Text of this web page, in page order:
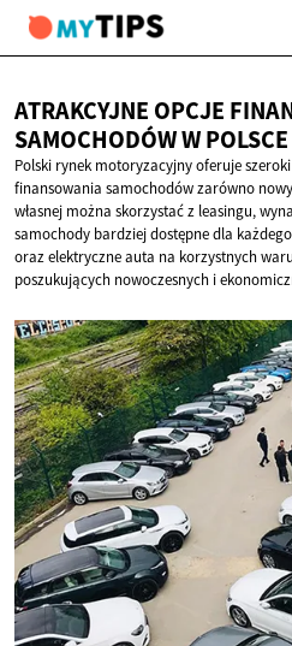
ATRAKCYJNE OPCJE
SAMOCHODÓWW POLSCE
Polski rynek motoryzacyjny oferuje
finansowania samochodów zarówno
własnej można skorzystać z leasingu,
samochody bardziej dostępne dla
oraz elektryczne auta na korzystnych
poszukujących nowoczesnych i